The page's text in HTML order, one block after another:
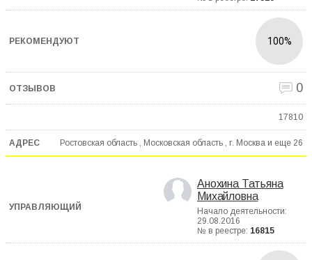
100%
0
17810
Ростовская область , Московская область , г. Москва и еще 26
Анохина Татьяна
Михайловна
Начало деятельности:
29.08.2016
№ в реестре: 16815